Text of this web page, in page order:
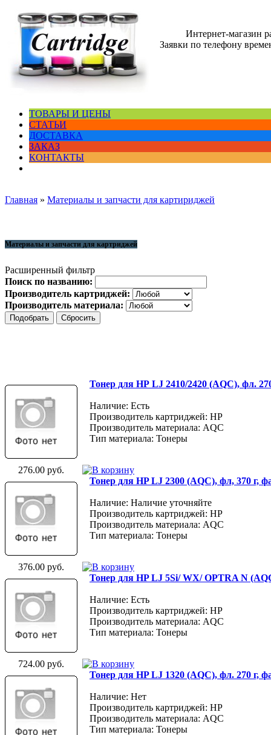
Интернет-магазин
Заявки по телефону
ТОВАРЫ И ЦЕНЫ
СТАТЬИ
ДОСТАВКА
ЗАКАЗ
КОНТАКТЫ
Главная » Материалы и запчасти для картириджей
Материалы и запчасти для картриджей
Расширенный фильтр
Поиск по названию:
Производитель картриджей:
Производитель материала:
Тонер для НР LJ 2410/2420 (AQC), фл.
Наличие: Есть
Производитель картриджей: HP
Производитель материала: AQC
Тип материала: Тонеры
276.00 руб.
Тонер для HP LJ 2300 (AQC), фл, 370 г,
Наличие: Наличие уточняйте
Производитель картриджей: HP
Производитель материала: AQC
Тип материала: Тонеры
376.00 руб.
Тонер для HP LJ 5Si/ WX/ OPTRA N
Наличие: Есть
Производитель картриджей: HP
Производитель материала: AQC
Тип материала: Тонеры
724.00 руб.
Тонер для HP LJ 1320 (AQC), фл. 270 г,
Наличие: Нет
Производитель картриджей: HP
Производитель материала: AQC
Тип материала: Тонеры